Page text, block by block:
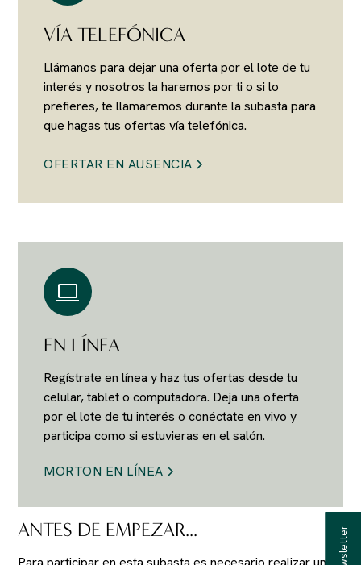
VÍA TELEFÓNICA
Llámanos para dejar una oferta por el lote de tu
interés y nosotros la haremos por ti o si lo
prefieres, te llamaremos durante la subasta para
que hagas tus ofertas vía telefónica.
OFERTAR EN AUSENCIA
EN LÍNEA
Regístrate en línea y haz tus ofertas desde tu
celular, tablet o computadora. Deja una oferta
por el lote de tu interés o conéctate en vivo y
participa como si estuvieras en el salón.
MORTON EN LÍNEA
ANTES DE EMPEZAR...